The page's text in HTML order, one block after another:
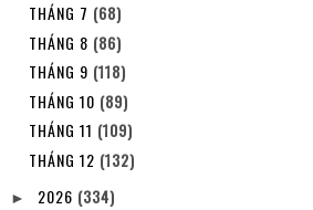
THÁNG 7 (68)
THÁNG 8 (86)
THÁNG 9 (118)
THÁNG 10 (89)
THÁNG 11 (109)
THÁNG 12 (132)
► 2026 (334)